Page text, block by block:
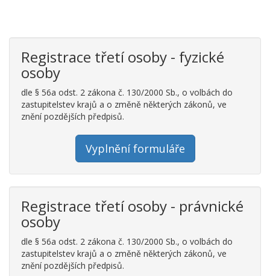
Registrace třetí osoby - fyzické
osoby
dle § 56a odst. 2 zákona č. 130/2000 Sb., o volbách do
zastupitelstev krajů a o změně některých zákonů, ve
znění pozdějších předpisů.
Vyplnění formuláře
Registrace třetí osoby - právnické
osoby
dle § 56a odst. 2 zákona č. 130/2000 Sb., o volbách do
zastupitelstev krajů a o změně některých zákonů, ve
znění pozdějších předpisů.